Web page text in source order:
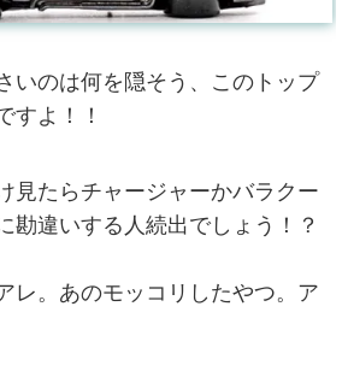
いのは何を隠そう、このトップ
すよ！！
見たらチャージャーかバラクー
勘違いする人続出でしょう！？
レ。あのモッコリしたやつ。ア